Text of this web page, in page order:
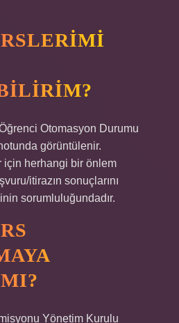
Otomasyon Durumu
görüntülenir.
için herhangi bir önlem
itirazın sonuçlarını
sorumluluğundadır.
Yönetim Kurulu